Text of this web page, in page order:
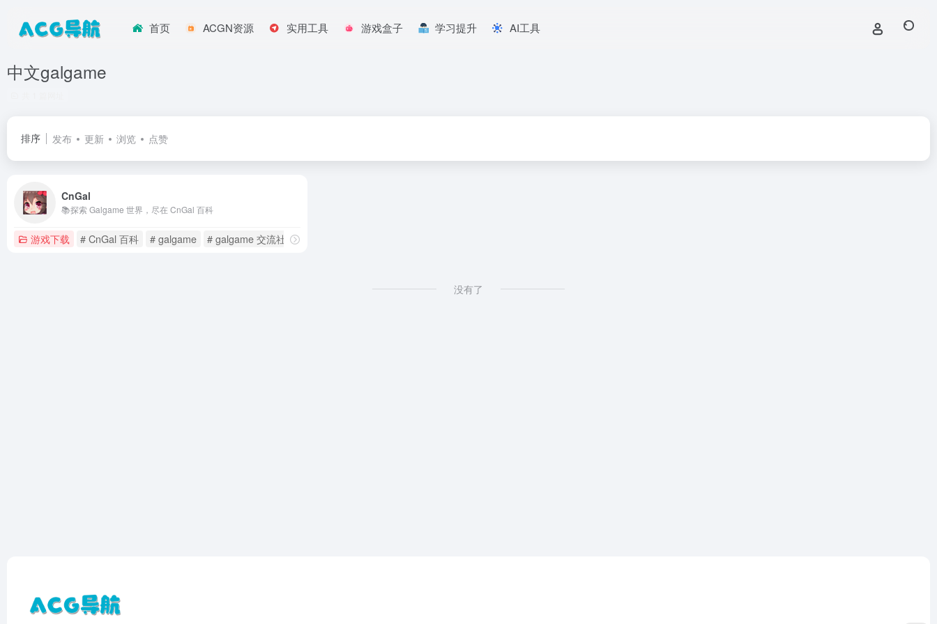
首页 ACGN资源 实用工具 游戏盒子 学习提升 AI工具
中文galgame
排序 发布 更新 浏览 点赞
CnGal
📚探索 Galgame 世界，尽在 CnGal 百科
游戏下载 # CnGal 百科 # galgame # galgame 交流社区
没有了